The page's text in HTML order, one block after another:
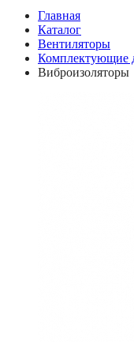
Главная
Каталог
Вентиляторы
Комплектующие
Виброизоляторы